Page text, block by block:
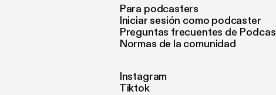
Para podcasters
Iniciar sesión como podcaster
Preguntas frecuentes de
Normas de la comunidad
Instagram
Tiktok